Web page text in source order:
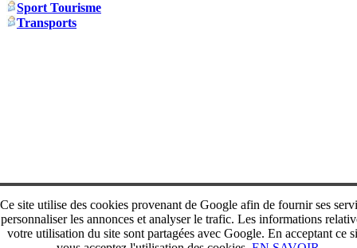
Sport Tourisme
Transports
Ce site utilise des cookies provenant de Google afin de fournir ses
personnaliser les annonces et analyser le trafic. Les informations
votre utilisation du site sont partagées avec Google. En acceptant ce